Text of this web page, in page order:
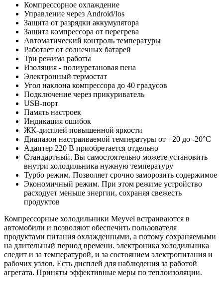
Компрессорное охлаждение
Управление через Android/Ios
Защита от разрядки аккумулятора
Защита компрессора от перегрева
Автоматический контроль температуры
Работает от солнечных батарей
Три режима работы
Изоляция - полиуретановая пена
Электронный термостат
Угол наклона компрессора до 40 градусов
Подключение через прикуриватель
USB-порт
Память настроек
Индикация ошибок
ЖК-дисплей повышенной яркости
Диапазон настраиваемой температуры от +20 до -20°C
Адаптер 220 В приобретается отдельно
Стандартный. Вы самостоятельно можете установить
внутри холодильника нужную температуру
Турбо режим. Позволяет срочно заморозить содержимое
Экономичный режим. При этом режиме устройство
расходует меньше энергии, сохраняя свежесть
продуктов
Компрессорные холодильники Meyvel встраиваются в
автомобили и позволяют обеспечить пользователя
продуктами питания охлажденными, а потому сохраняемыми
на длительный период времени. электроника холодильника
следит и за температурой, и за состоянием электропитания и
рабочих узлов. Есть дисплей для наблюдения за работой
агрегата. Приняты эффективные меры по теплоизоляции.